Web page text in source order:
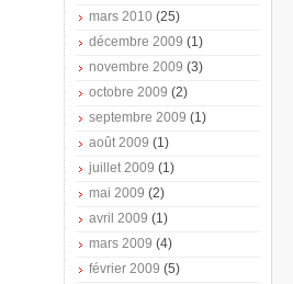
mars 2010 (25)
décembre 2009 (1)
novembre 2009 (3)
octobre 2009 (2)
septembre 2009 (1)
août 2009 (1)
juillet 2009 (1)
mai 2009 (2)
avril 2009 (1)
mars 2009 (4)
février 2009 (5)